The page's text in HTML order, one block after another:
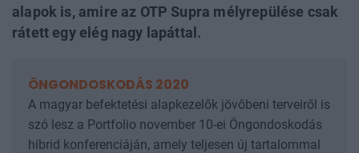
alapok is, amire az OTP Supra mélyrepülése csak
rátett egy elég nagy lapáttal.
ÖNGONDOSKODÁS 2020
A magyar befektetési alapkezelők jövőbeni terveiről is
szó lesz a Portfolio november 10-ei Öngondoskodás
hibrid konferenciáján, amely teljesen új tartalommal